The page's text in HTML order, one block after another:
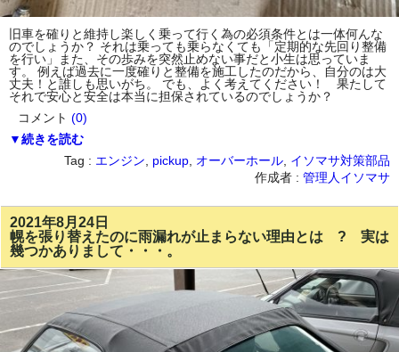
旧車を確りと維持し楽しく乗って行く為の必須条件とは一体何んな
のでしょうか？ それは乗っても乗らなくても「定期的な先回り整備
を行い」また、その歩みを突然止めない事だと小生は思っていま
す。 例えば過去に一度確りと整備を施工したのだから、自分のは大
丈夫！と誰しも思いがち。 でも、よく考えてください！ 果たして
それで安心と安全は本当に担保されているのでしょうか？
コメント (0)
▼続きを読む
Tag : エンジン pickup オーバーホール イソマサ対策部品
作成者 : 管理人イソマサ
2021年8月24日
幌を張り替えたのに雨漏れが止まらない理由とは ? 実は
幾つかありまして・・・。